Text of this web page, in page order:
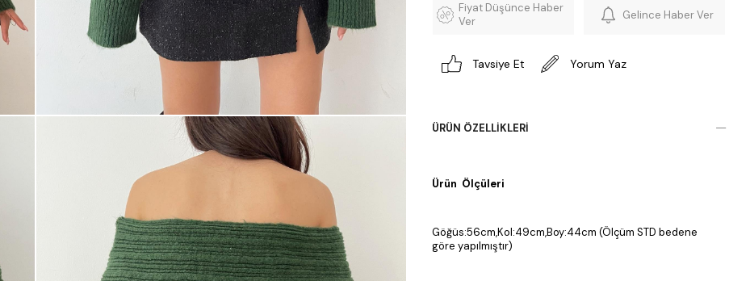
Fiyat Düşünce Haber
Ver
Gelince Haber Ver
Tavsiye Et Yorum Yaz
ÜRÜN ÖZELLIKLERI
Ürün Ölçüleri
Göğüs:56cm,Kol:49cm,Boy:44cm (Ölçüm STD bedene
göre yapılmıştır)